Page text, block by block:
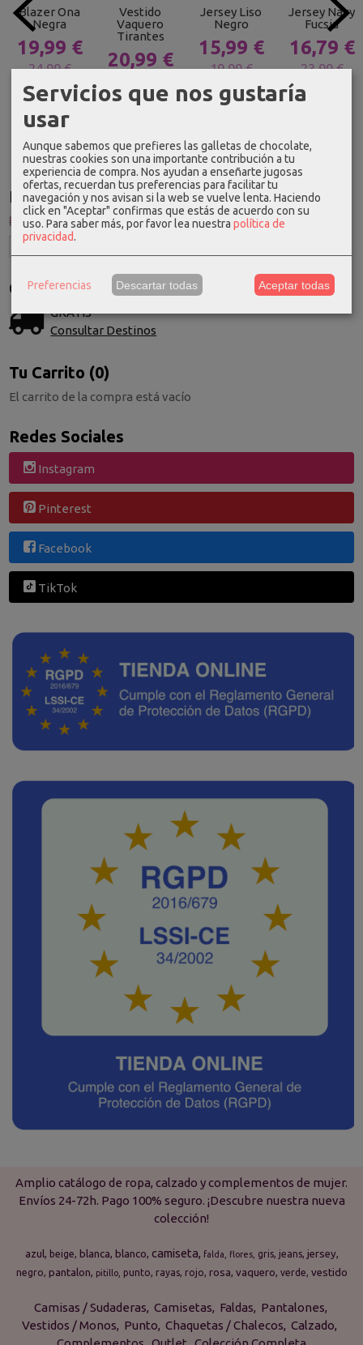
Idioma
Costes de Envío
GRATIS *
Consultar Destinos
Tu Carrito (0)
El carrito de la compra está vacío
Redes Sociales
Instagram
Pinterest
Facebook
TikTok
Blazer Ona
Negra
19,99 €
24,99 €
Vestido
Vaquero
Tirantes
20,99 €
Jersey Liso
Negro
15,99 €
19,99 €
Jersey Navy
Fucsia
16,79 €
23,99 €
Amplio catálogo de ropa, calzado y complementos de mujer.
Envíos 24-72h. Pago 100% seguro. ¡Descubre nuestra nueva
colección!
azul beige blanca blanco camiseta falda flores gris jeans jersey
negro pantalon pitillo punto rayas rojo rosa vaquero verde vestido
Camisas / Sudaderas Camisetas Faldas
Pantalones
Vestidos / Monos
Punto Chaquetas / Chalecos Calzado
Servicios que nos gustaría
usar
Aunque sabemos que prefieres las galletas de chocolate,
nuestras cookies son una importante contribución a tu
experiencia de compra. Nos ayudan a enseñarte jugosas
ofertas, recuerdan tus preferencias para facilitar tu
navegación y nos avisan si la web se vuelve lenta. Haciendo
click en "Aceptar" confirmas que estás de acuerdo con su
uso. Para saber más, por favor lea nuestra política de
privacidad.
Preferencias Descartar todas Aceptar todas